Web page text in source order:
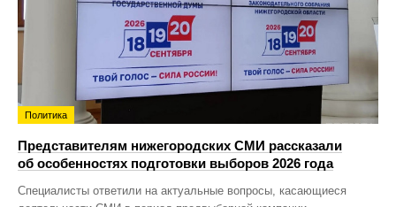
Политика
Представителям нижегородских СМИ рассказали
об особенностях подготовки выборов 2026 года
Специалисты ответили на актуальные вопросы, касающиеся